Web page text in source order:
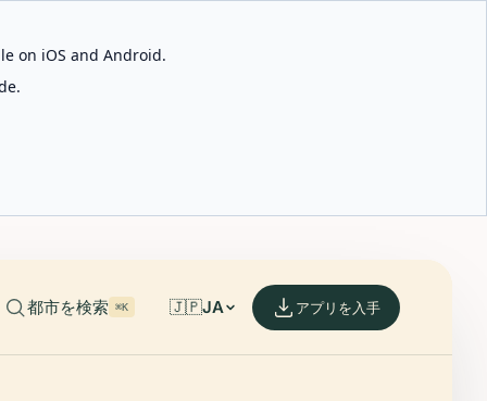
on iOS and Android.
都市を検索 ⌘K 🇯🇵JA アプリを入手